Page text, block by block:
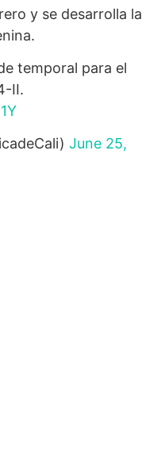
y se desarrolla la
temporal para el
II.
June 25,